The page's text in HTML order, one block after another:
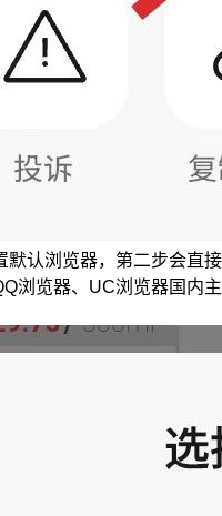
默认浏览器，第二步会直接
浏览器、UC浏览器国内主